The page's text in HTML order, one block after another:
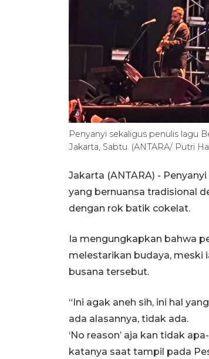
Penyanyi sekaligus penulis lagu
Jakarta, Sabtu. (ANTARA/ Putri
Jakarta (ANTARA) -
yang bernuansa tradisional
dengan rok batik cokelat.
Ia mengungkapkan bahwa
melestarikan budaya, meski
busana tersebut.
“Ini agak aneh sih, ini hal
ada alasannya, tidak ada.
‘No reason’ aja kan tidak
katanya saat tampil pada